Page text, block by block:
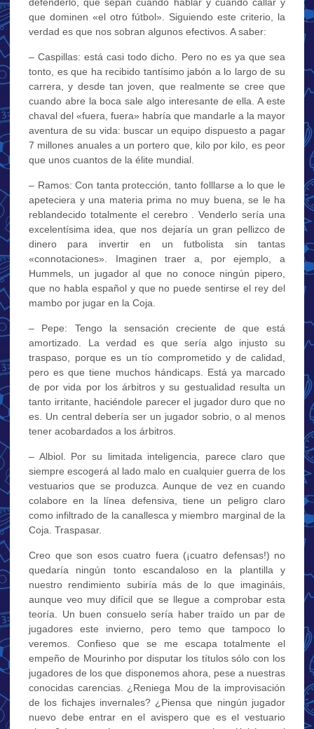
que dominen «el otro fútbol». Siguiendo este criterio, la
verdad es que nos sobran algunos efectivos. A saber:
– Caspillas: está casi todo dicho. Pero no es ya que sea
tonto, es que ha recibido tantísimo jabón a lo largo de su
carrera, y desde tan joven, que realmente se cree que
cuando abre la boca sale algo interesante de ella. A este
chaval del «fuera, fuera» habría que mandarle a la mayor
aventura de su vida: buscar un equipo dispuesto a pagar
7 millones anuales a un portero que, kilo por kilo, es peor
que unos cuantos de la élite mundial.
– Ramos: Con tanta protección, tanto folllarse a lo que le
apeteciera y una materia prima no muy buena, se le ha
reblandecido totalmente el cerebro . Venderlo sería una
excelentísima idea, que nos dejaría un gran pellizco de
dinero para invertir en un futbolista sin tantas
«connotaciones». Imaginen traer a, por ejemplo, a
Hummels, un jugador al que no conoce ningún pipero,
que no habla español y que no puede sentirse el rey del
mambo por jugar en la Coja.
– Pepe: Tengo la sensación creciente de que está
amortizado. La verdad es que sería algo injusto su
traspaso, porque es un tío comprometido y de calidad,
pero es que tiene muchos hándicaps. Está ya marcado
de por vida por los árbitros y su gestualidad resulta un
tanto irritante, haciéndole parecer el jugador duro que no
es. Un central debería ser un jugador sobrio, o al menos
tener acobardados a los árbitros.
– Albiol. Por su limitada inteligencia, parece claro que
siempre escogerá al lado malo en cualquier guerra de los
vestuarios que se produzca. Aunque de vez en cuando
colabore en la línea defensiva, tiene un peligro claro
como infiltrado de la canallesca y miembro marginal de la
Coja. Traspasar.
Creo que son esos cuatro fuera (¡cuatro defensas!) no
quedaría ningún tonto escandaloso en la plantilla y
nuestro rendimiento subiría más de lo que imagináis,
aunque veo muy difícil que se llegue a comprobar esta
teoría. Un buen consuelo sería haber traído un par de
jugadores este invierno, pero temo que tampoco lo
veremos. Confieso que se me escapa totalmente el
empeño de Mourinho por disputar los títulos sólo con los
jugadores de los que disponemos ahora, pese a nuestras
conocidas carencias. ¿Reniega Mou de la improvisación
de los fichajes invernales? ¿Piensa que ningún jugador
nuevo debe entrar en el avispero que es el vestuario